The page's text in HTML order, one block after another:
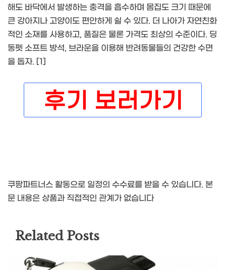
해도 바닥에서 발생하는 충격을 흡수하며 몸집도 크기 때문에
큰 강아지나 고양이도 편안하게 쉴 수 있다. 더 나아가 자연친화
적인 소재를 사용하고, 품질은 물론 가격도 최상의 수준이다. 딩
동펫 소프트 방석, 브라운을 이용해 반려동물들의 건강한 수면
을 돕자. [1]
쿠팡파트너스 활동으로 일정의 수수료를 받을 수 있습니다. 본
문 내용은 상품과 직접적인 관계가 없습니다
Related Posts